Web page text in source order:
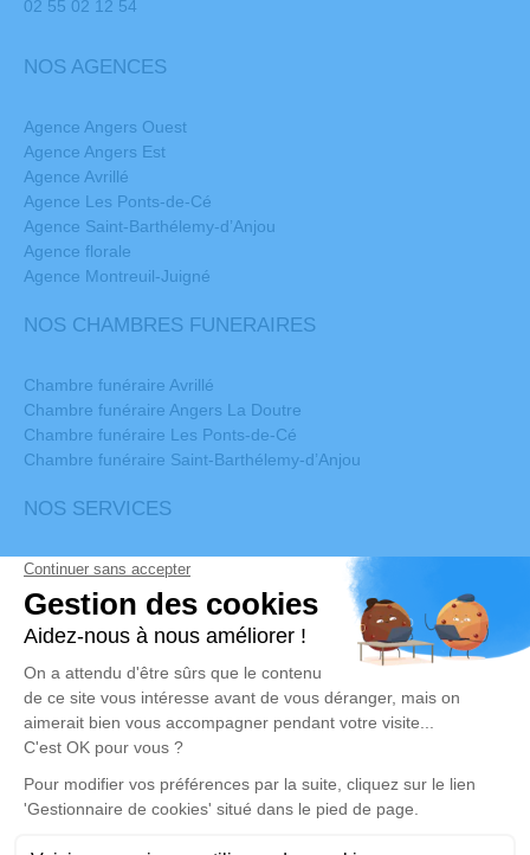
02 55 02 12 54
NOS AGENCES
Agence Angers Ouest
Agence Angers Est
Agence Avrillé
Agence Les Ponts-de-Cé
Agence Saint-Barthélemy-d’Anjou
Agence florale
Agence Montreuil-Juigné
NOS CHAMBRES FUNERAIRES
Chambre funéraire Avrillé
Chambre funéraire Angers La Doutre
Chambre funéraire Les Ponts-de-Cé
Chambre funéraire Saint-Barthélemy-d’Anjou
NOS SERVICES
Organisation d'obsèques
Prévoyance
Salle de convivialité
Salle de cérémonie
Ventes d'articles
Monuments